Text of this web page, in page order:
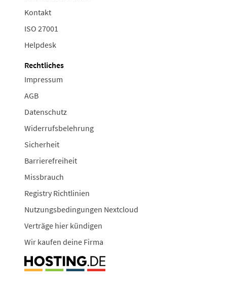
Kontakt
ISO 27001
Helpdesk
Rechtliches
Impressum
AGB
Datenschutz
Widerrufsbelehrung
Sicherheit
Barrierefreiheit
Missbrauch
Registry Richtlinien
Nutzungsbedingungen Nextcloud
Verträge hier kündigen
Wir kaufen deine Firma